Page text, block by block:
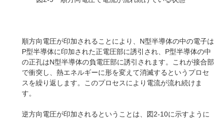
順方向電圧が印加されることにより、N型半導体の中の電子は
P型半導体に印加された正電圧部に誘引され、P型半導体の中
の正孔はN型半導体の負電圧部に誘引されます。これが接合部
で衝突し、熱エネルギーに形を変えて消滅するというプロセ
スを繰り返します。このプロセスにより電流が流れ続けま
す。
逆方向電圧が印加されるということは、図2-10に示すように